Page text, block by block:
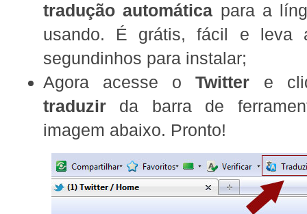
tradução automática para a
usando. É grátis, fácil e leva
segundinhos para instalar;
Agora acesse oTwitter e
traduzir da barra de
imagem abaixo. Pronto!